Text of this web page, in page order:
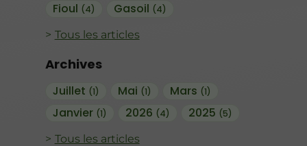
Fioul (4) Gasoil (4)
Tous les articles
Archives
Juillet (1) Mai (1) Mars (1)
Janvier (1) 2026 (4) 2025 (5)
Tous les articles